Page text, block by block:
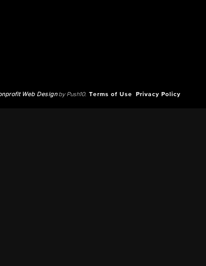
Web Designby Push10. Terms of Use Privacy Policy